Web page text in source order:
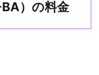
）の料金